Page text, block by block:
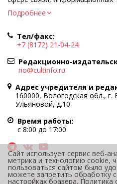
коммуникаций.
Регистрационный номер и дата
Учредитель КУ ВО
культуры»
Адрес учредителя и редакции:
Вологда, ул. Марии Ульяновой,
Главный редактор —
Политика в отношении
При полном или частичном
портала гиперссылка на
Редакция не несет
информации, содержащейся в
12+
Подробнее
Тел/факс:
+7 (8172) 21-04-24
Редакционно-
rio@cultinfo.ru
Адрес учредителя и
160000, Вологодская обл.,
Ульяновой, д.10
Время работы:
с 8:00 до 17:00
Сайт использует сервис веб-
метрика и технологию cookie,
пользоваться сайтом было
можете запретить обработку
настройках бразера. Политика